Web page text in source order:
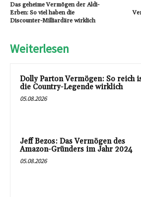
Das geheime Vermögen der Aldi-
Erben: So viel haben die
Discounter-Milliardäre wirklich
Weiterlesen
Dolly Parton Vermögen: So reich
die Country-Legende wirklich
05.08.2026
Jeff Bezos: Das Vermögen des
Amazon-Gründers im Jahr 2024
05.08.2026